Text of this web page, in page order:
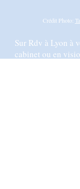
Crédit Photo:
Sur Rdv à Lyon à
cabinet ou en visio